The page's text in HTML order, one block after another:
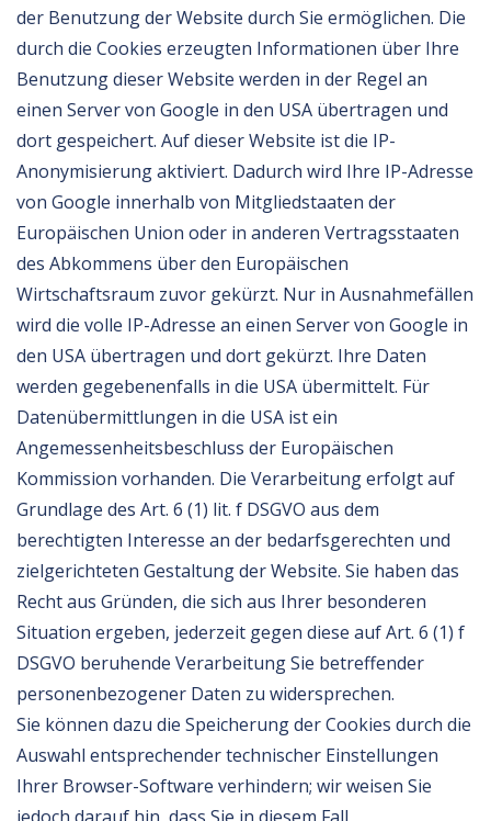
der Benutzung der Website durch Sie ermöglichen. Die
durch die Cookies erzeugten Informationen über Ihre
Benutzung dieser Website werden in der Regel an
einen Server von Google in den USA übertragen und
dort gespeichert. Auf dieser Website ist die IP-
Anonymisierung aktiviert. Dadurch wird Ihre IP-Adresse
von Google innerhalb von Mitgliedstaaten der
Europäischen Union oder in anderen Vertragsstaaten
des Abkommens über den Europäischen
Wirtschaftsraum zuvor gekürzt. Nur in Ausnahmefällen
wird die volle IP-Adresse an einen Server von Google in
den USA übertragen und dort gekürzt. Ihre Daten
werden gegebenenfalls in die USA übermittelt. Für
Datenübermittlungen in die USA ist ein
Angemessenheitsbeschluss der Europäischen
Kommission vorhanden. Die Verarbeitung erfolgt auf
Grundlage des Art. 6 (1) lit. f DSGVO aus dem
berechtigten Interesse an der bedarfsgerechten und
zielgerichteten Gestaltung der Website. Sie haben das
Recht aus Gründen, die sich aus Ihrer besonderen
Situation ergeben, jederzeit gegen diese auf Art. 6 (1) f
DSGVO beruhende Verarbeitung Sie betreffender
personenbezogener Daten zu widersprechen.
Sie können dazu die Speicherung der Cookies durch die
Auswahl entsprechender technischer Einstellungen
Ihrer Browser-Software verhindern; wir weisen Sie